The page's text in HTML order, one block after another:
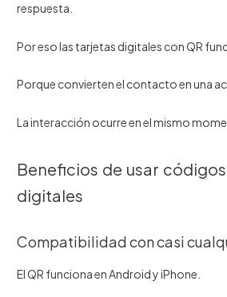
respuesta.
Por eso las tarjetas digitales con QR
Porque convierten el contacto en una
La interacción ocurre en el mismo
Beneficios de usar
digitales
Compatibilidad con casi
El QR funciona en Android y iPhone.